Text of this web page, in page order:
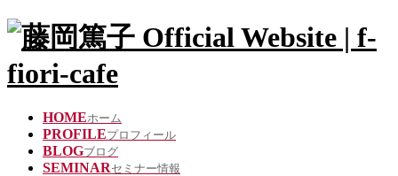
HOMEホーム
PROFILEプロフィール
BLOGブログ
SEMINARセミナー情報